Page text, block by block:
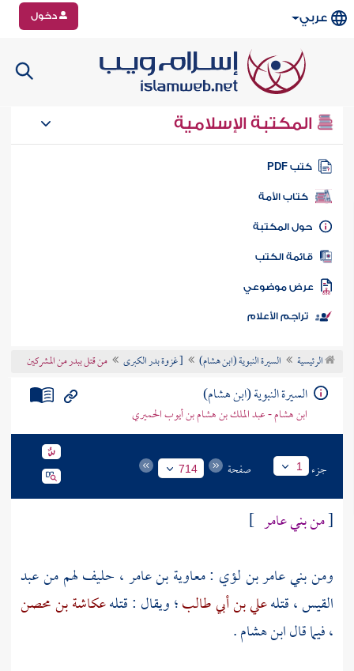
عربي دخول
المكتبة الإسلامية
كتب PDF
كتاب الأمة
المكتبة
الكتب
موضوعي
تراجم الأعلام
الرئيسية السيرة النبوية (ابن هشام) [ غزوة بدر الكبرى من قتل ببدر من المشركين
السيرة النبوية (ابن هشام)
ابن هشام - عبد الملك بن هشام بن أيوب الحميري
جزء 1 صفحة 714
[منبني عامر ]
ومنبني عامر بن لؤي :معاوية بن عامر، حليف لهم منعبد
القيس، قتلهعلي بن أبي طالب؛ ويقال : قتلهعكاشة بن محصن
، فيما قالابن هشام.